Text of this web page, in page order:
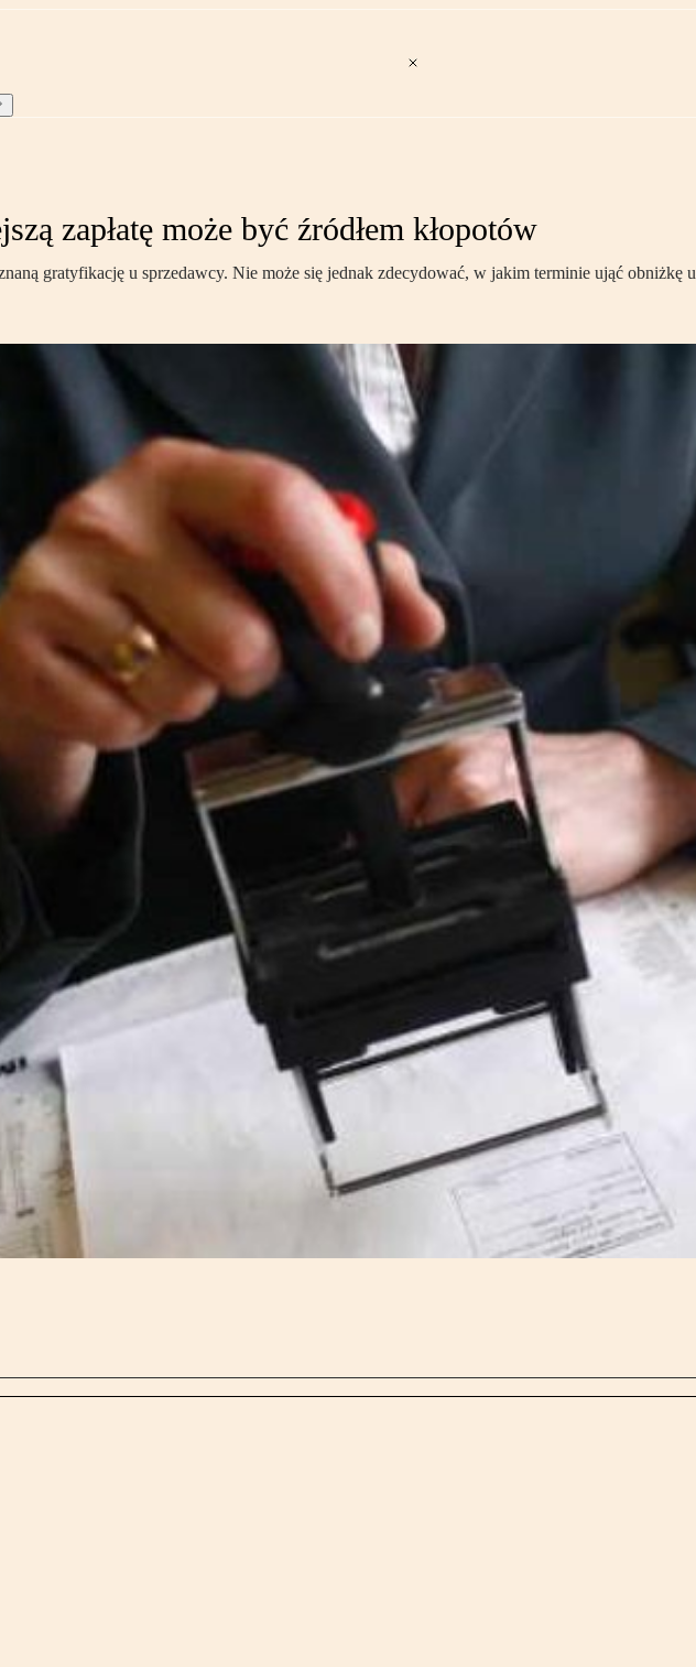
zapłatę może być źródłem kłopotów
gratyfikację u sprzedawcy. Nie może się jednak zdecydować, w jakim terminie ująć obniżkę